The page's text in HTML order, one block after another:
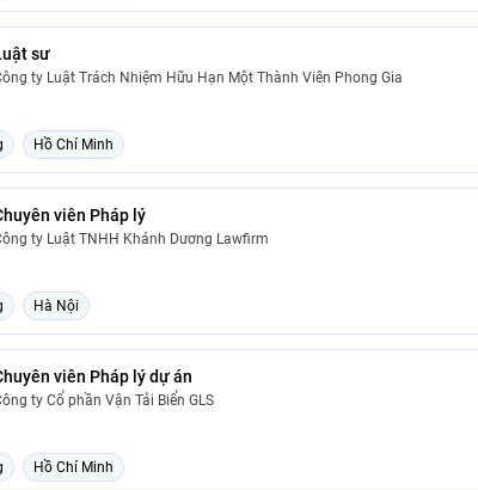
sư
ty Luật Trách Nhiệm Hữu Hạn Một Thành Viên Phong Gia
Hồ Chí Minh
viên Pháp lý
ty Luật TNHH Khánh Dương Lawfirm
Hà Nội
viên Pháp lý dự án
ty Cổ phần Vận Tải Biển GLS
Hồ Chí Minh